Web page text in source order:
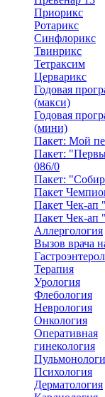
Приорикс
Ротарикс
Синфлорикс
Твинрикс
Тетраксим
Церварикс
Годовая
(макси)
Годовая
(мини)
Пакет: Мой
Пакет:
086/0
Пакет:
Пакет
Пакет Чек-ап
Пакет Чек-ап
Аллергология
Вызов врача
Терапия
Урология
Флебология
Неврология
Онкология
Оперативная
гинекология
Психология
Дерматология